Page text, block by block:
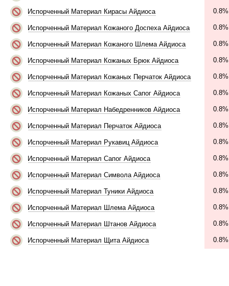
Испорченный Материал Кирасы Айдиоса 0.8%
Испорченный Материал Кожаного Доспеха Айдиоса 0.8%
Испорченный Материал Кожаного Шлема Айдиоса 0.8%
Испорченный Материал Кожаных Брюк Айдиоса 0.8%
Испорченный Материал Кожаных Перчаток Айдиоса 0.8%
Испорченный Материал Кожаных Сапог Айдиоса 0.8%
Испорченный Материал Набедренников Айдиоса 0.8%
Испорченный Материал Перчаток Айдиоса 0.8%
Испорченный Материал Рукавиц Айдиоса 0.8%
Испорченный Материал Сапог Айдиоса 0.8%
Испорченный Материал Символа Айдиоса 0.8%
Испорченный Материал Туники Айдиоса 0.8%
Испорченный Материал Шлема Айдиоса 0.8%
Испорченный Материал Штанов Айдиоса 0.8%
Испорченный Материал Щита Айдиоса 0.8%